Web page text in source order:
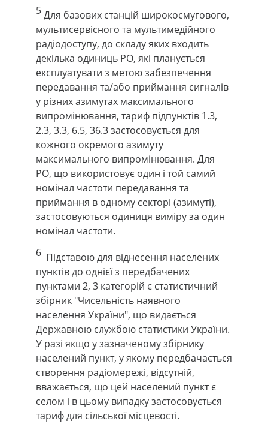
5Для базових станцій широкосмугового,
мультисервісного та мультимедійного
радіодоступу, до складу яких входить
декілька одиниць РО, які планується
експлуатувати з метою забезпечення
передавання та/або приймання сигналів
у різних азимутах максимального
випромінювання, тариф підпунктів 1.3,
2.3, 3.3, 6.5, 36.3 застосовується для
кожного окремого азимуту
максимального випромінювання. Для
РО, що використовує один і той самий
номінал частоти передавання та
приймання в одному секторі (азимуті),
застосовуються одиниця виміру за один
номінал частоти.
6 Підставою для віднесення населених
пунктів до однієї з передбачених
пунктами 2, 3 категорій є статистичний
збірник "Чисельність наявного
населення України", що видається
Державною службою статистики України.
У разі якщо у зазначеному збірнику
населений пункт, у якому передбачається
створення радіомережі, відсутній,
вважається, що цей населений пункт є
селом і в цьому випадку застосовується
тариф для сільської місцевості.